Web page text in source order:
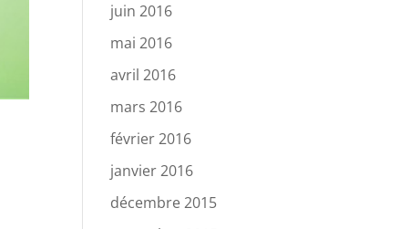
juin 2016
mai 2016
avril 2016
mars 2016
février 2016
janvier 2016
décembre 2015